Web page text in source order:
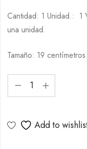
Cantidad: 1 Unidad.:
una unidad.
Tamaño: 19
Add to